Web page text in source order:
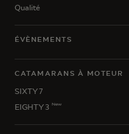
Qualité
ÉVÈNEMENTS
CATAMARANS À MOTEUR
SIXTY 7
EIGHTY 3 New